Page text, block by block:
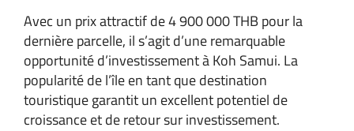
Avec un prix attractif de 4 900 000 THB pour la
dernière parcelle, il s’agit d’une remarquable
opportunité d’investissement à Koh Samui. La
popularité de l’île en tant que destination
touristique garantit un excellent potentiel de
croissance et de retour sur investissement.